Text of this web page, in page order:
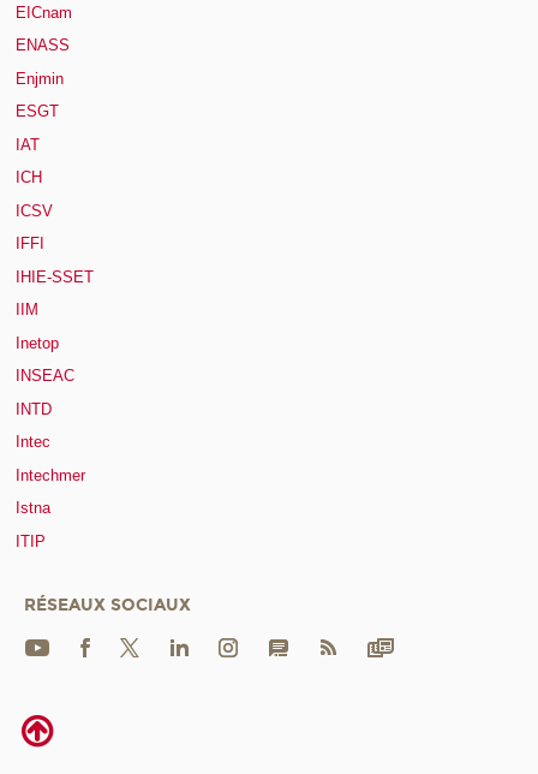
EICnam
ENASS
Enjmin
ESGT
IAT
ICH
ICSV
IFFI
IHIE-SSET
IIM
Inetop
INSEAC
INTD
Intec
Intechmer
Istna
ITIP
RÉSEAUX SOCIAUX